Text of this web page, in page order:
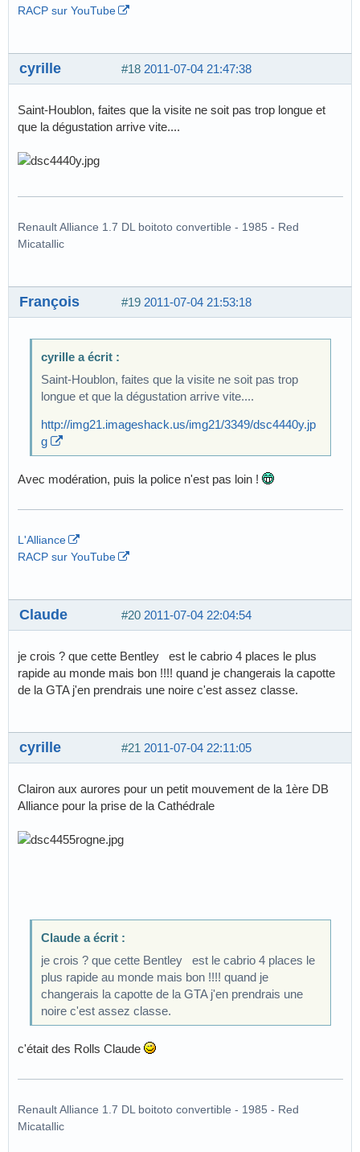
RACP sur YouTube
#18 2011-07-04 21:47:38
cyrille
Saint-Houblon, faites que la visite ne soit pas trop longue et
que la dégustation arrive vite....
Renault Alliance 1.7 DL boitoto convertible - 1985 - Red
Micatallic
#19 2011-07-04 21:53:18
François
cyrille a écrit :
Saint-Houblon, faites que la visite ne soit pas trop
longue et que la dégustation arrive vite....
http://img21.imageshack.us/img21/3349/dsc4440y.jp
g
Avec modération, puis la police n'est pas loin !
L'Alliance
RACP sur YouTube
#20 2011-07-04 22:04:54
Claude
je crois ? que cette Bentley est le cabrio 4 places le plus
rapide au monde mais bon !!!! quand je changerais la capotte
de la GTA j'en prendrais une noire c'est assez classe.
#21 2011-07-04 22:11:05
cyrille
Clairon aux aurores pour un petit mouvement de la 1ère DB
Alliance pour la prise de la Cathédrale
Claude a écrit :
je crois ? que cette Bentley est le cabrio 4 places le
plus rapide au monde mais bon !!!! quand je
changerais la capotte de la GTA j'en prendrais une
noire c'est assez classe.
c'était des Rolls Claude
Renault Alliance 1.7 DL boitoto convertible - 1985 - Red
Micatallic